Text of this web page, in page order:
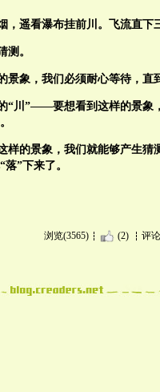
，遥看瀑布挂前川。飞流直下
测。
象，我们必须耐心等待，直
“川”——要想看到这样的景象
的景象，我们就能够产生猜
”下来了。
浏览(3565) (2) 评